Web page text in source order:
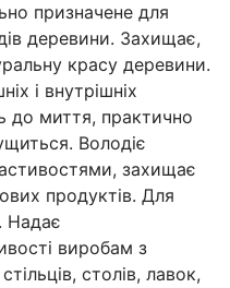
призначене для
деревини. Захищає,
красу деревини.
і внутрішніх
до миття, практично
Володіє
захищає
продуктів. Для
Надає
виробам з
столів, лавок,